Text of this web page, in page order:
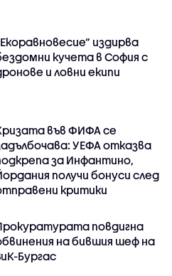
издирва
кучета в София с
и ловни екипи
във ФИФА се
УЕФА отказва
за Инфантино,
получи бонуси след
критики
повдигна
на бившия шеф на
Бургас